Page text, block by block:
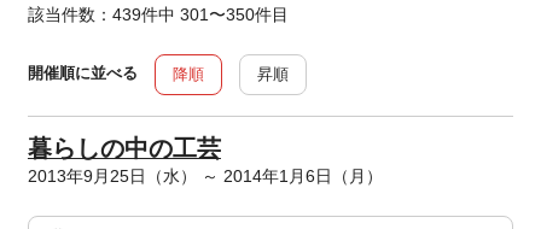
該当件数：439件中 301〜350件目
開催順に並べる 降順 昇順
暮らしの中の工芸
2013年9月25日（水） ～ 2014年1月6日（月）